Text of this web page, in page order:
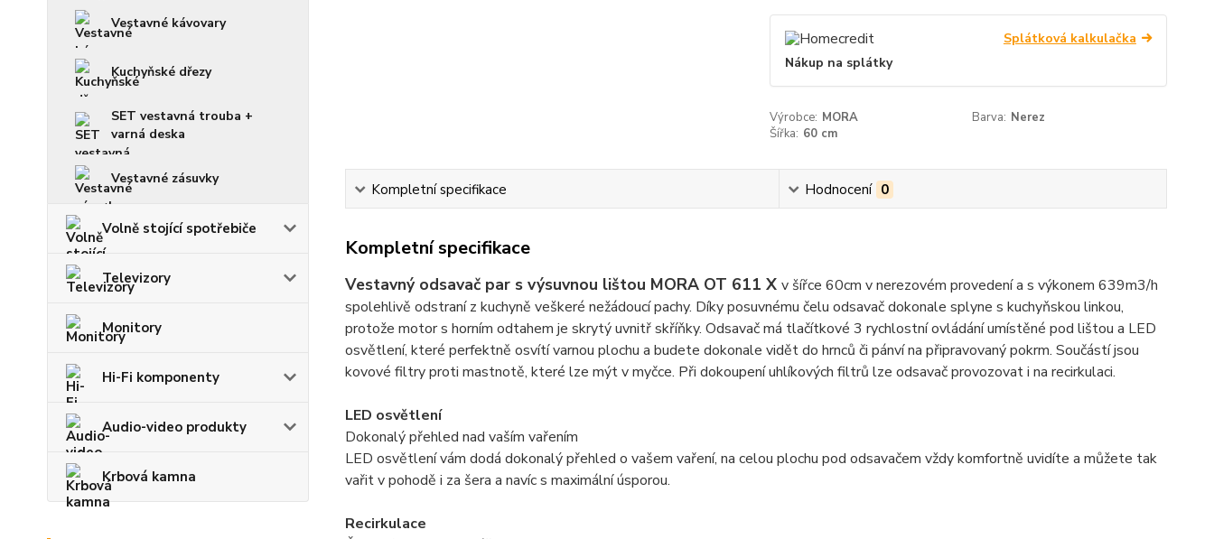
Vestavné kávovary
Kuchyňské dřezy
SET vestavná trouba +
varná deska
Vestavné zásuvky
Volně stojící spotřebiče
Televizory
Monitory
Hi-Fi komponenty
Audio-video produkty
Krbová kamna
Splátková kalkulačka
Nákup na splátky
Výrobce: MORA Barva: Nerez
Šířka: 60 cm
Kompletní specifikace Hodnocení 0
Kompletní specifikace
Vestavný odsavač par s výsuvnou lištou MORA OT 611 X v šířce 60cm v nerezovém provedení a s výkonem 639m3/h
spolehlivě odstraní z kuchyně veškeré nežádoucí pachy. Díky posuvnému čelu odsavač dokonale splyne s kuchyňskou linkou,
protože motor s horním odtahem je skrytý uvnitř skříňky. Odsavač má tlačítkové 3 rychlostní ovládání umístěné pod lištou a LED
osvětlení, které perfektně osvítí varnou plochu a budete dokonale vidět do hrnců či pánví na připravovaný pokrm. Součástí jsou
kovové filtry proti mastnotě, které lze mýt v myčce. Při dokoupení uhlíkových filtrů lze odsavač provozovat i na recirkulaci.
LED osvětlení
Dokonalý přehled nad vaším vařením
LED osvětlení vám dodá dokonalý přehled o vašem vaření, na celou plochu pod odsavačem vždy komfortně uvidíte a můžete tak
vařit v pohodě i za šera a navíc s maximální úsporou.
Recirkulace